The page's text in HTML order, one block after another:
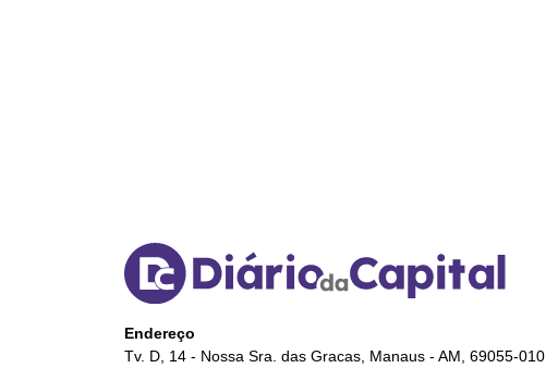
Endereço
Tv. D, 14 - Nossa Sra. das Gracas, Manaus - AM, 69055-010